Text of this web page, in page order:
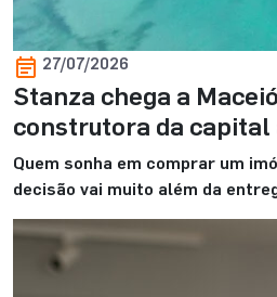
27/07/2026
Stanza chega a
construtora da capital
Quem sonha em comprar um
decisão vai muito além da
ela marca o começo de uma
esse momento com mais
construtora de confiança faz